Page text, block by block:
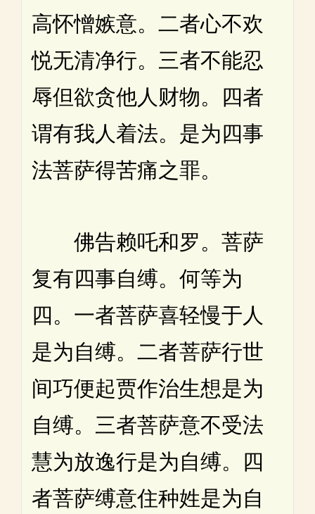
高怀憎嫉意。二者心不欢
悦无清净行。三者不能忍
辱但欲贪他人财物。四者
谓有我人着法。是为四事
法菩萨得苦痛之罪。
佛告赖吒和罗。菩萨
复有四事自缚。何等为
四。一者菩萨喜轻慢于人
是为自缚。二者菩萨行世
间巧便起贾作治生想是为
自缚。三者菩萨意不受法
慧为放逸行是为自缚。四
者菩萨缚意住种姓是为自